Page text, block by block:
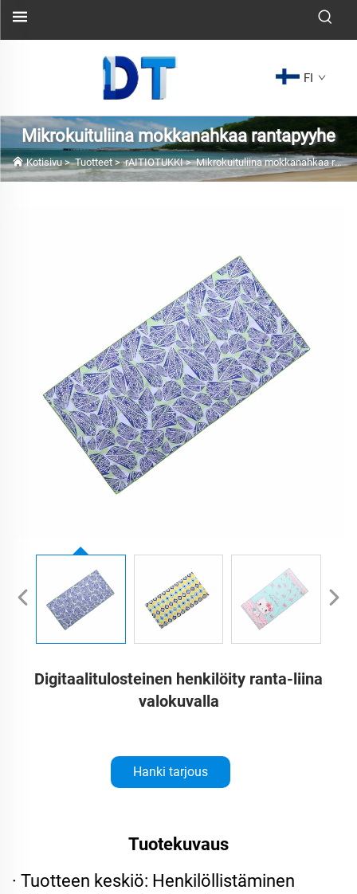
FI
Mikrokuituliina mokkanahkaa rantapyyhe
Kotisivu>Tuotteet>rAITIOTUKKI>Mikrokuituliina mokkanahkaa rantapyyhe
Digitaalitulosteinen henkilöity ranta-liina
valokuvalla
Hanki tarjous
Tuotekuvaus
· Tuotteen keskiö: Henkilöllistäminen